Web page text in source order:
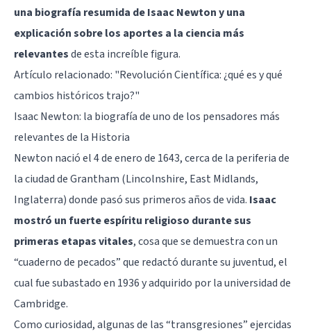
una biografía resumida de Isaac Newton y una
explicación sobre los aportes a la ciencia más
relevantesde esta increíble figura.
Artículo relacionado: "Revolución Científica: ¿qué es y qué
cambios históricos trajo?"
Isaac Newton: la biografía de uno de los pensadores más
relevantes de la Historia
Newton nació el 4 de enero de 1643, cerca de la periferia de
la ciudad de Grantham (Lincolnshire, East Midlands,
Inglaterra) donde pasó sus primeros años de vida. Isaac
mostró un fuerte espíritu religioso durante sus
primeras etapas vitales, cosa que se demuestra con un
“cuaderno de pecados” que redactó durante su juventud, el
cual fue subastado en 1936 y adquirido por la universidad de
Cambridge.
Como curiosidad, algunas de las “transgresiones” ejercidas